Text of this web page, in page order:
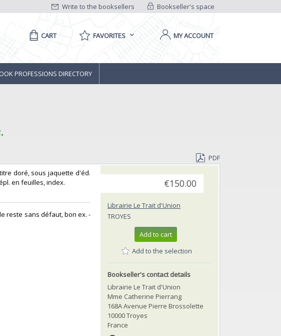
Bookseller's space
Write to the booksellers
CART FAVORITES MY ACCOUNT
PROFESSIONS DIRECTORY
PDF
doré, sous jaquette d'éd.
en feuilles, index.
reste sans défaut, bon ex. -
€150.00
Librairie Le Trait d'Union
TROYES
Add to cart
Add to the selection
Bookseller's contact details
Librairie Le Trait d'Union
Mme Catherine Pierrang
168A Avenue Pierre Brossolette
10000 Troyes
France